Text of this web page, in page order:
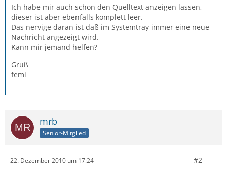
Ich habe mir auch schon den Quelltext anzeigen lassen,
dieser ist aber ebenfalls komplett leer.
Das nervige daran ist daß im Systemtray immer eine neue
Nachricht angezeigt wird.
Kann mir jemand helfen?
Gruß
femi
mrb
Senior-Mitglied
22. Dezember 2010 um 17:24 #2